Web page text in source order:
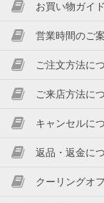
お買い物ガイド
営業時間のご
ご注文方法に
ご来店方法に
キャンセルに
返品・返金に
クーリングオ